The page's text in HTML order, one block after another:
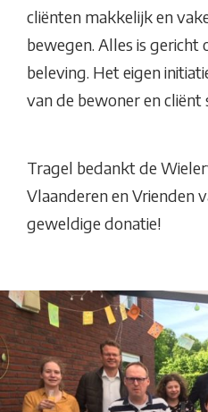
cliënten makkelijk en
bewegen. Alles is gericht
beleving. Het eigen
van de bewoner en cliënt
Tragel bedankt de
Vlaanderen en Vrienden
geweldige donatie!